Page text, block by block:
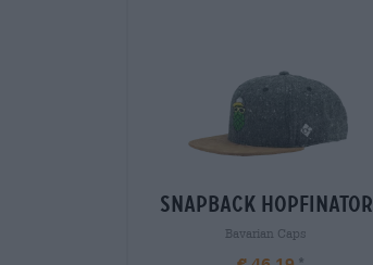
snapback hopfinator
Bavarian Caps